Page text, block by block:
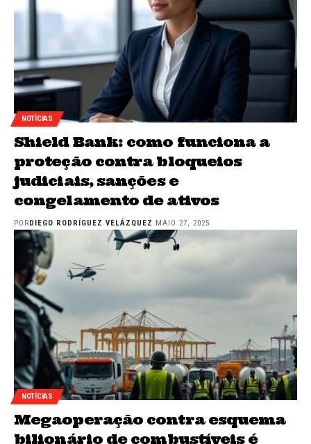
NOTÍCIAS
Shield Bank: como funciona a
proteção contra bloqueios
judiciais, sanções e
congelamento de ativos
PORDIEGO RODRÍGUEZ VELÁZQUEZ MAIO 27, 2025
NOTÍCIAS
Megaoperação contra esquema
bilionário de combustíveis é